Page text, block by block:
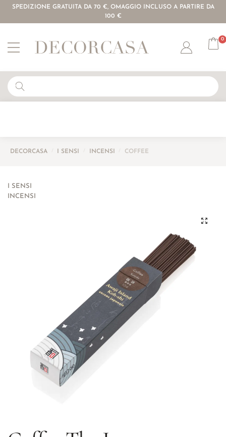
SPEDIZIONE GRATUITA DA 70 €, OMAGGIO INCLUSO A PARTIRE DA
100 €
Account
0
DECORCASA I SENSI INCENSI COFFEE
I SENSI
INCENSI